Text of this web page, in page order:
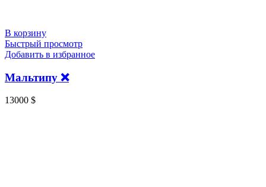
В корзину
Быстрый просмотр
Добавить в избранное
Мальтипу ❌️
13000 $